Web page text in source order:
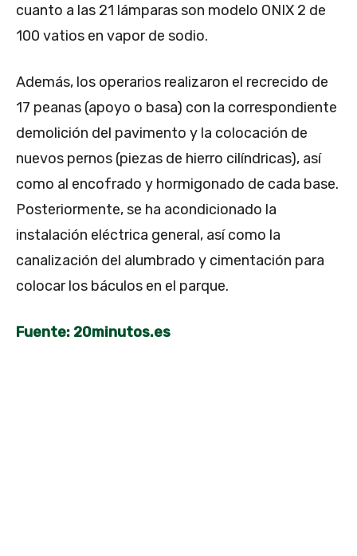
cuanto a las 21 lámparas son modelo ONIX 2 de
100 vatios en vapor de sodio.
Además, los operarios realizaron el recrecido de
17 peanas (apoyo o basa) con la correspondiente
demolición del pavimento y la colocación de
nuevos pernos (piezas de hierro cilíndricas), así
como al encofrado y hormigonado de cada base.
Posteriormente, se ha acondicionado la
instalación eléctrica general, así como la
canalización del alumbrado y cimentación para
colocar los báculos en el parque.
Fuente: 20minutos.es